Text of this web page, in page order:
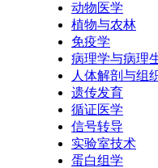
动物医学
植物与农林
免疫学
病理学与病理
人体解剖与组
遗传发育
循证医学
信号转导
实验室技术
蛋白组学